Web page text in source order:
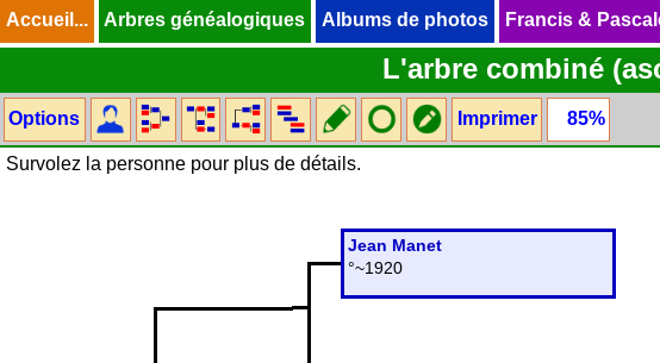
Accueil... Arbres généalogiques Albums de photos Francis &
L'arbre combiné
Options Imprimer 85%
Survolez la personne pour plus de détails.
Jean Manet
°~1920
Accueil... Arbres généalogiques Albums de photos Francis &